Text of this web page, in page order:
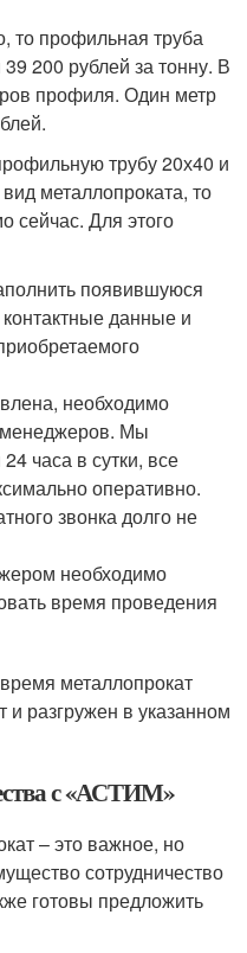
то профильная труба
200 рублей за тонну. В
профиля. Один метр
трубу 20х40 и
металлопроката, то
сейчас. Для этого
появившуюся
данные и
необходимо
менеджеров. Мы
часа в сутки, все
оперативно.
звонка долго не
необходимо
время проведения
металлопрокат
и разгружен в указанном
с «АСТИМ»
– это важное, но
сотрудничество
готовы предложить